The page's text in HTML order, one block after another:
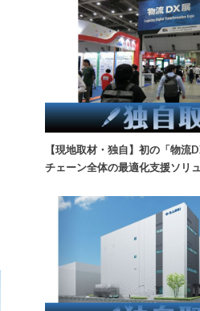
【現地取材・独自】初の「物流
チェーン全体の最適化支援ソリ